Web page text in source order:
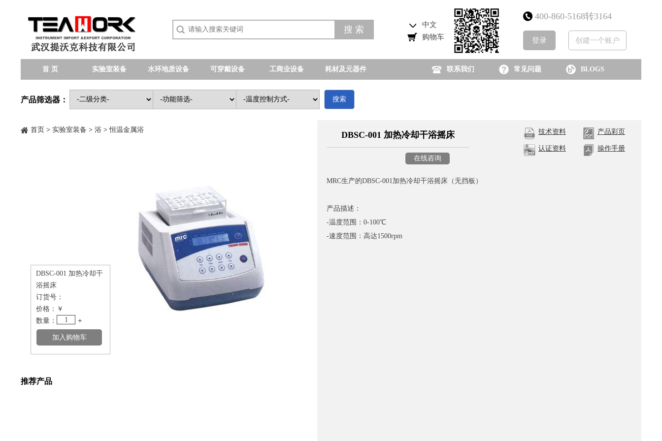
中文
购物车
400-860-5168转3164
登录 创建一个账户
首 页 实验室装备 水环地质设备 可穿戴设备 工商业设备 耗材及元器件 联系我们 常见问题 BLOGS
产品筛选器： 搜索
首页 > 实验室装备 > 浴 >恒温金属浴
DBSC-001 加热冷却干
浴摇床
订货号：
价格： ￥
数量：
1 +
推荐产品
DBSC-001 加热冷却干浴摇床
在线咨询
技术资料 产品彩页
认证资料 操作手册
MRC生产的DBSC-001加热冷却干浴摇床（无挡板）
产品描述：
-温度范围：0-100℃
-速度范围：高达1500rpm